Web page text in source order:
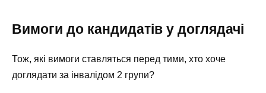
Вимоги до кандидатів у доглядачі
Тож, які вимоги ставляться перед тими, хто хоче
доглядати за інвалідом 2 групи?